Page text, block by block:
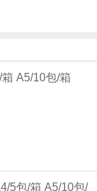
A5/10包/箱
5包/箱 A5/10包/